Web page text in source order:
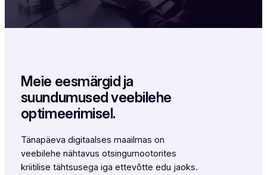
Meie eesmärgid ja
suundumused veebilehe
optimeerimisel.
Tänapäeva digitaalses maailmas on
veebilehe nähtavus otsingumootorites
kriitilise tähtsusega iga ettevõtte edu jaoks.